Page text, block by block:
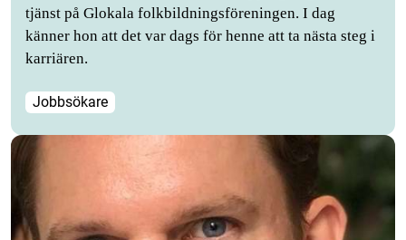
tjänst på Glokala folkbildningsföreningen. I dag
känner hon att det var dags för henne att ta nästa steg i
karriären.
Jobbsökare